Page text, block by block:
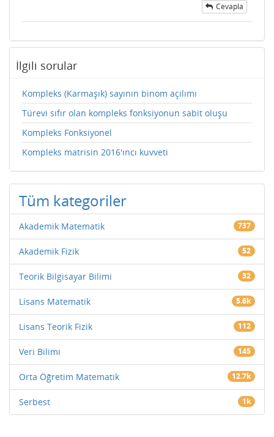
Cevapla
İlgili sorular
Kompleks (Karmaşık) sayının binom açılımı
Türevi sıfır olan kompleks fonksiyonun sabit oluşu
Kompleks Fonksiyonel
Kompleks matrisin 2016'ıncı kuvveti
Tüm kategoriler
Akademik Matematik 737
Akademik Fizik 52
Teorik Bilgisayar Bilimi 32
Lisans Matematik 5.6k
Lisans Teorik Fizik 112
Veri Bilimi 145
Orta Öğretim Matematik 12.7k
Serbest 1k